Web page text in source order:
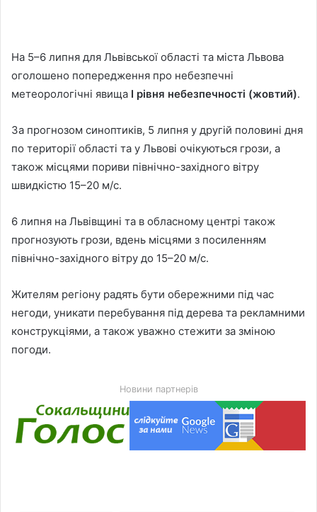
На 5–6 липня для Львівської області та міста Львова
оголошено попередження про небезпечні
метеорологічні явища І рівня небезпечності (жовтий).
За прогнозом синоптиків, 5 липня у другій половині дня
по території області та у Львові очікуються грози, а
також місцями пориви північно-західного вітру
швидкістю 15–20 м/с.
6 липня на Львівщині та в обласному центрі також
прогнозують грози, вдень місцями з посиленням
північно-західного вітру до 15–20 м/с.
Жителям регіону радять бути обережними під час
негоди, уникати перебування під дерева та рекламними
конструкціями, а також уважно стежити за зміною
погоди.
Новини партнерів